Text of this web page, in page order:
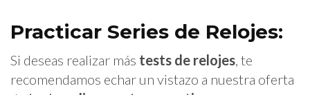
Practicar Series de Relojes:
Si deseas realizar más tests de relojes , te
recomendamos echar un vistazo a nuestra oferta